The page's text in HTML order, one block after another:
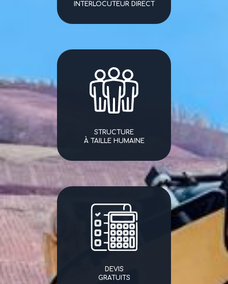
INTERLOCUTEUR DIRECT
STRUCTURE
À TAILLE HUMAINE
DEVIS
GRATUITS